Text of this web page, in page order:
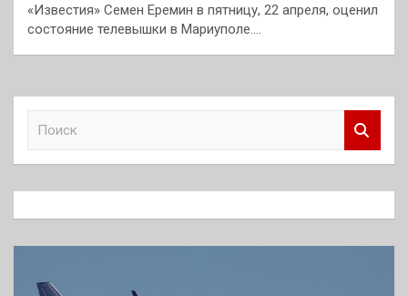
«Известия» Семен Еремин в пятницу, 22 апреля, оценил
состояние телевышки в Мариуполе.…
к